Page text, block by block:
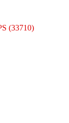
(33710)